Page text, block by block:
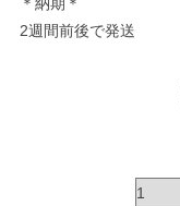
2週間前後で発送